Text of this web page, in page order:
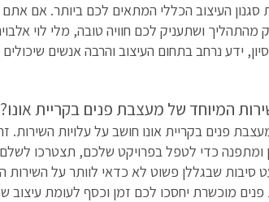
סגנון העיצוב הכללי המתאים לכם ביותר. אם
ושתעניק לכם חוויה טובה, מלי לוי
ידע נרחב בתחום העיצוב והרבה אנשים
המיוחד של מעצבת פנים בקריית אונו?
פנים בקריית אונו חושב על עלויות השירות.
ומתפנה כדי לטפל בפרויקט שלכם, תצטרכו
סיבות שבגללן פשוט לא כדאי לוותר על השירות
מוכשרת יחסכו לכם זמן וכסף לעומת עיצוב